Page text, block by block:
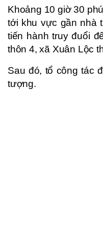
Khoảng 10 giờ 30
tới khu vực gần nhà
tiến hành truy đuổi
thôn 4, xã Xuân Lộc
Sau đó, tổ công tác
tượng.